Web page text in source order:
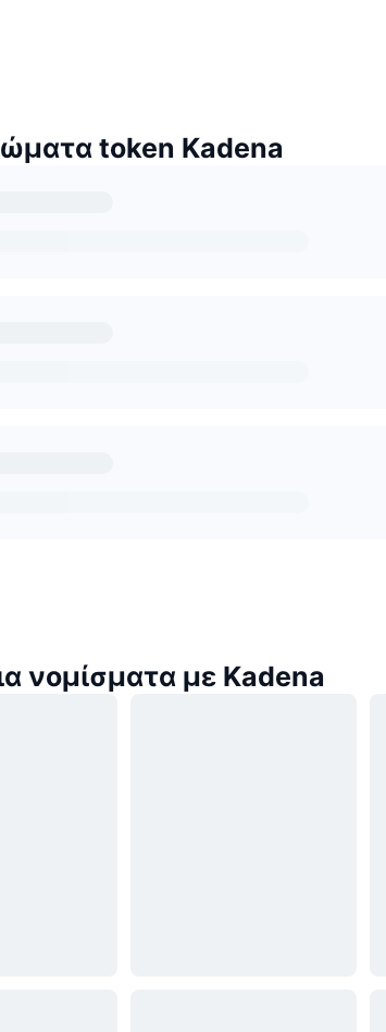
token Kadena
νομίσματα με Kadena